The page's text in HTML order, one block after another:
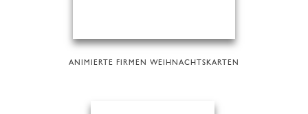
ANIMIERTE FIRMEN WEIHNACHTSKARTEN